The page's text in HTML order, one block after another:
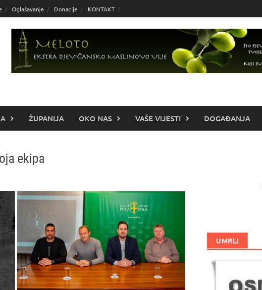
Oglašavanje Donacije KONTAKT
ŽUPANIJA OKO NAS VAŠE VIJESTI DOGAĐANJA
ekipa
UMRLI